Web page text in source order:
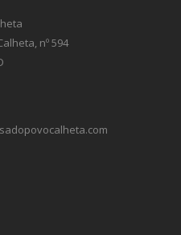
nº 594